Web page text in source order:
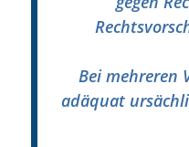
Bei mehreren
adäquat